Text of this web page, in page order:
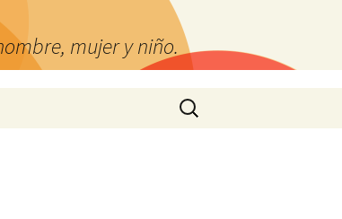
mujer y niño.
Buscar: